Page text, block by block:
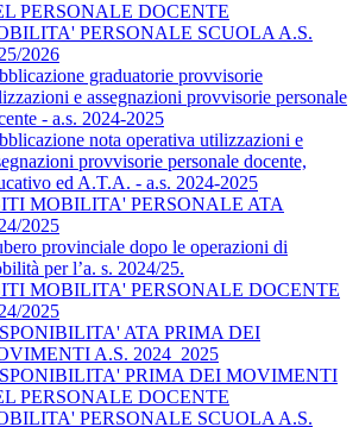
PERSONALE DOCENTE
PERSONALE SCUOLA A.S.
2026
graduatorie provvisorie
e assegnazioni provvisorie personale
- a.s. 2024-2025
nota operativa utilizzazioni e
provvisorie personale docente,
ed A.T.A. - a.s. 2024-2025
MOBILITA' PERSONALE ATA
2025
provinciale dopo le operazioni di
per l’a. s. 2024/25.
MOBILITA' PERSONALE DOCENTE
2025
ATA PRIMA DEI
A.S. 2024_2025
PRIMA DEI MOVIMENTI
PERSONALE DOCENTE
PERSONALE SCUOLA A.S.